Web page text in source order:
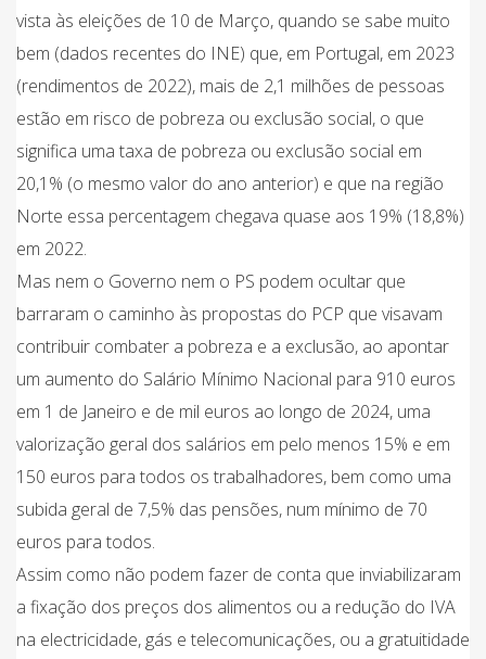
vista às eleições de 10 de Março, quando se sabe muito
bem (dados recentes do INE) que, em Portugal, em 2023
(rendimentos de 2022), mais de 2,1 milhões de pessoas
estão em risco de pobreza ou exclusão social, o que
significa uma taxa de pobreza ou exclusão social em
20,1% (o mesmo valor do ano anterior) e que na região
Norte essa percentagem chegava quase aos 19% (18,8%)
em 2022.
Mas nem o Governo nem o PS podem ocultar que
barraram o caminho às propostas do PCP que visavam
contribuir combater a pobreza e a exclusão, ao apontar
um aumento do Salário Mínimo Nacional para 910 euros
em 1 de Janeiro e de mil euros ao longo de 2024, uma
valorização geral dos salários em pelo menos 15% e em
150 euros para todos os trabalhadores, bem como uma
subida geral de 7,5% das pensões, num mínimo de 70
euros para todos.
Assim como não podem fazer de conta que inviabilizaram
a fixação dos preços dos alimentos ou a redução do IVA
na electricidade, gás e telecomunicações, ou a gratuitidade